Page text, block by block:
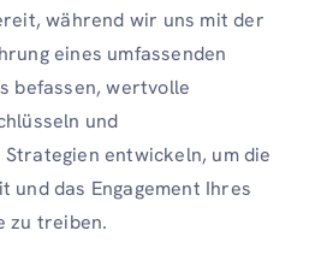
während wir uns mit der
eines umfassenden
befassen, wertvolle
und
entwickeln, um die
und das Engagement Ihres
zu treiben.